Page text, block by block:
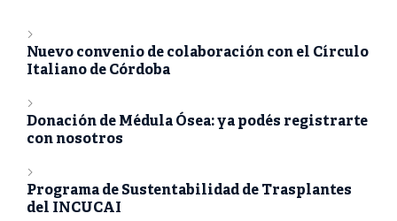
Nuevo convenio de colaboración con el Círculo
Italiano de Córdoba
Donación de Médula Ósea: ya podés registrarte
con nosotros
Programa de Sustentabilidad de Trasplantes
del INCUCAI